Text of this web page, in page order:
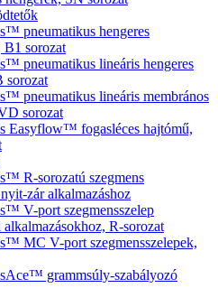
pneumatikus hengeres
B1 sorozat
pneumatikus lineáris hengeres
sorozat
pneumatikus lineáris membrános
sorozat
Easyflow™ fogasléces hajtómű,
R-sorozatú szegmens
zár alkalmazáshoz
V-port szegmensszelep
alkalmazásokhoz, R-sorozat
MC V-port szegmensszelepek,
grammsúly-szabályozó